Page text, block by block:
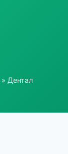
» Дентал